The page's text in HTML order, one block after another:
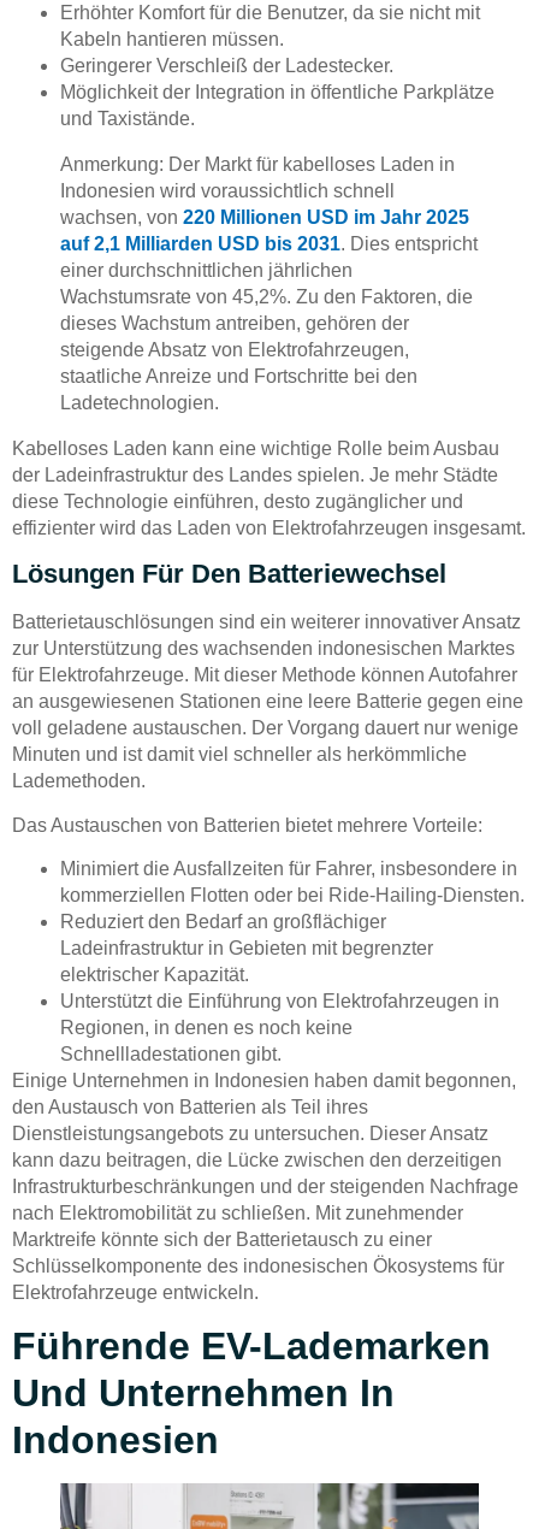
Erhöhter Komfort für die Benutzer, da sie nicht mit
Kabeln hantieren müssen.
Geringerer Verschleiß der Ladestecker.
Möglichkeit der Integration in öffentliche Parkplätze
und Taxistände.
Anmerkung: Der Markt für kabelloses Laden in
Indonesien wird voraussichtlich schnell
wachsen, von 220 Millionen USD im Jahr 2025
auf 2,1 Milliarden USD bis 2031. Dies entspricht
einer durchschnittlichen jährlichen
Wachstumsrate von 45,2%. Zu den Faktoren, die
dieses Wachstum antreiben, gehören der
steigende Absatz von Elektrofahrzeugen,
staatliche Anreize und Fortschritte bei den
Ladetechnologien.
Kabelloses Laden kann eine wichtige Rolle beim Ausbau
der Ladeinfrastruktur des Landes spielen. Je mehr Städte
diese Technologie einführen, desto zugänglicher und
effizienter wird das Laden von Elektrofahrzeugen insgesamt.
Lösungen Für Den Batteriewechsel
Batterietauschlösungen sind ein weiterer innovativer Ansatz
zur Unterstützung des wachsenden indonesischen Marktes
für Elektrofahrzeuge. Mit dieser Methode können Autofahrer
an ausgewiesenen Stationen eine leere Batterie gegen eine
voll geladene austauschen. Der Vorgang dauert nur wenige
Minuten und ist damit viel schneller als herkömmliche
Lademethoden.
Das Austauschen von Batterien bietet mehrere Vorteile:
Minimiert die Ausfallzeiten für Fahrer, insbesondere in
kommerziellen Flotten oder bei Ride-Hailing-Diensten.
Reduziert den Bedarf an großflächiger
Ladeinfrastruktur in Gebieten mit begrenzter
elektrischer Kapazität.
Unterstützt die Einführung von Elektrofahrzeugen in
Regionen, in denen es noch keine
Schnellladestationen gibt.
Einige Unternehmen in Indonesien haben damit begonnen,
den Austausch von Batterien als Teil ihres
Dienstleistungsangebots zu untersuchen. Dieser Ansatz
kann dazu beitragen, die Lücke zwischen den derzeitigen
Infrastrukturbeschränkungen und der steigenden Nachfrage
nach Elektromobilität zu schließen. Mit zunehmender
Marktreife könnte sich der Batterietausch zu einer
Schlüsselkomponente des indonesischen Ökosystems für
Elektrofahrzeuge entwickeln.
Führende EV-Lademarken
Und Unternehmen In
Indonesien